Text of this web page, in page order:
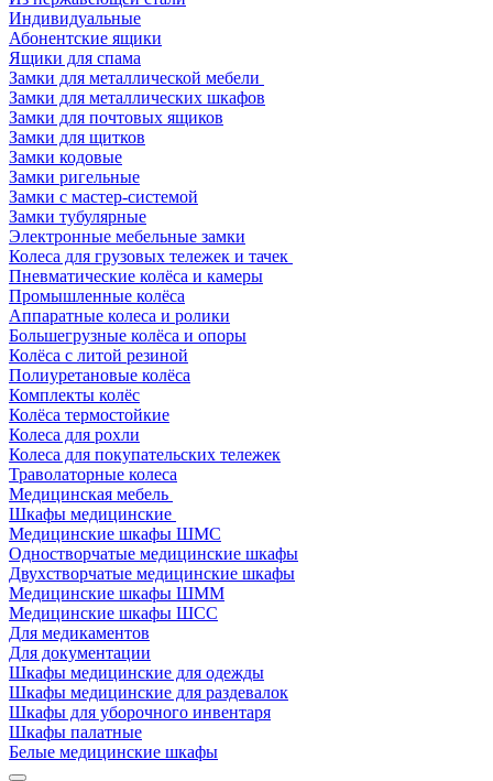
Индивидуальные
Абонентские ящики
Ящики для спама
Замки для металлической мебели
Замки для металлических шкафов
Замки для почтовых ящиков
Замки для щитков
Замки кодовые
Замки ригельные
Замки с мастер-системой
Замки тубулярные
Электронные мебельные замки
Колеса для грузовых тележек и тачек
Пневматические колёса и камеры
Промышленные колёса
Аппаратные колеса и ролики
Большегрузные колёса и опоры
Колёса с литой резиной
Полиуретановые колёса
Комплекты колёс
Колёса термостойкие
Колеса для рохли
Колеса для покупательских тележек
Траволаторные колеса
Медицинская мебель
Шкафы медицинские
Медицинские шкафы ШМС
Одностворчатые медицинские шкафы
Двухстворчатые медицинские шкафы
Медицинские шкафы ШММ
Медицинские шкафы ШСС
Для медикаментов
Для документации
Шкафы медицинские для одежды
Шкафы медицинские для раздевалок
Шкафы для уборочного инвентаря
Шкафы палатные
Белые медицинские шкафы